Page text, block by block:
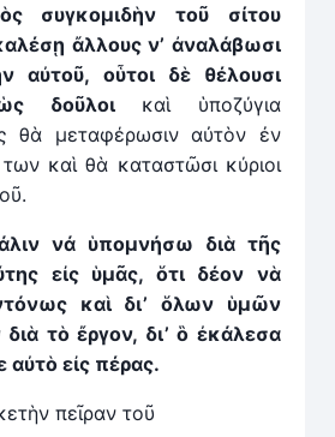
συγκομιδὴν τοῦ σίτου
ἄλλους ν’ ἀναλάβωσι
αὐτοῦ, οὗτοι δὲ θέλουσι
δοῦλοικαὶ ὑποζύγια
θὰ μεταφέρωσιν αὐτὸν ἐν
καὶ θὰ καταστῶσι κύριοι
νά ὑπομνήσω διὰ τῆς
εἰς ὑμᾶς, ὅτι δέον νὰ
καὶ δι’ ὅλων ὑμῶν
τὸ ἔργον, δι’ ὃ ἐκάλεσα
αὐτὸ εἰς πέρας.
πεῖραν τοῦ